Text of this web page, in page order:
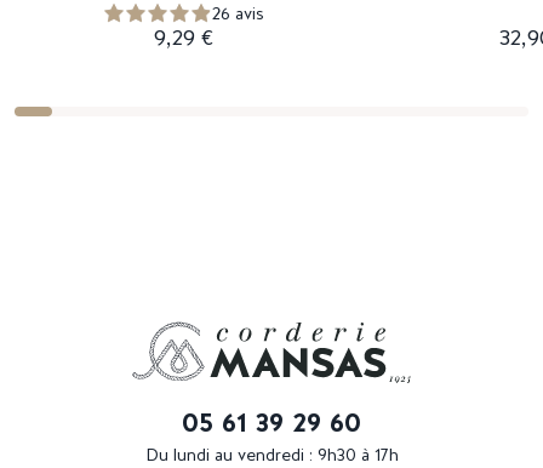
26 avis
9,29 €
05 61 39 29 60
Du lundi au vendredi : 9h30 à 17h